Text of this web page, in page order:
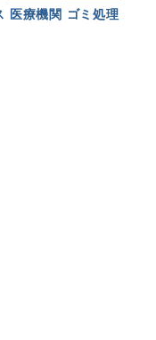
医療機関 ゴミ処理